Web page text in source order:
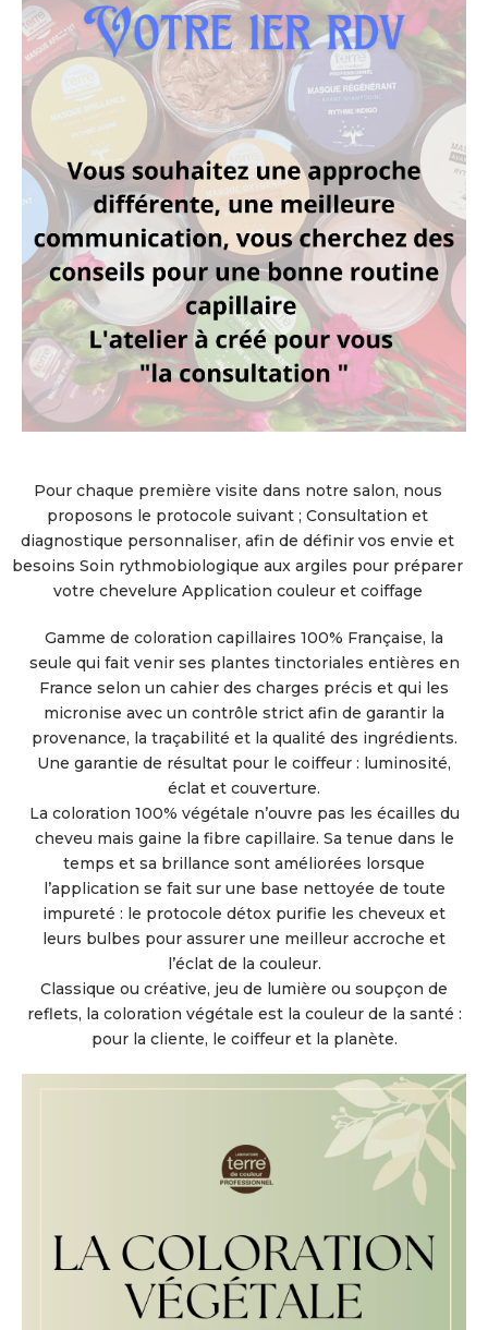
Pour chaque première visite dans notre salon, nous
proposons le protocole suivant ; Consultation et
diagnostique personnaliser, afin de définir vos envie et
besoins Soin rythmobiologique aux argiles pour préparer
votre chevelure Application couleur et coiffage
Gamme de coloration capillaires 100% Française, la
seule qui fait venir ses plantes tinctoriales entières en
France selon un cahier des charges précis et qui les
micronise avec un contrôle strict afin de garantir la
provenance, la traçabilité et la qualité des ingrédients.
Une garantie de résultat pour le coiffeur : luminosité,
éclat et couverture.
La coloration 100% végétale n’ouvre pas les écailles du
cheveu mais gaine la fibre capillaire. Sa tenue dans le
temps et sa brillance sont améliorées lorsque
l’application se fait sur une base nettoyée de toute
impureté : le protocole détox purifie les cheveux et
leurs bulbes pour assurer une meilleur accroche et
l’éclat de la couleur.
Classique ou créative, jeu de lumière ou soupçon de
reflets, la coloration végétale est la couleur de la santé :
pour la cliente, le coiffeur et la planète.